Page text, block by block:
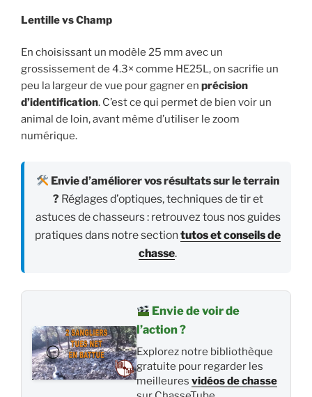
Lentille vs Champ
En choisissant un modèle 25 mm avec un
grossissement de 4.3× comme HE25L, on sacrifie un
peu la largeur de vue pour gagner en précision
d’identification. C’est ce qui permet de bien voir un
animal de loin, avant même d’utiliser le zoom
numérique.
Envie d’améliorer vos résultats sur le terrain
? Réglages d’optiques, techniques de tir et
astuces de chasseurs : retrouvez tous nos guides
pratiques dans notre section tutos et conseils de
chasse.
Envie de voir de
l’action ?
Explorez notre bibliothèque
gratuite pour regarder les
meilleures vidéos de chasse